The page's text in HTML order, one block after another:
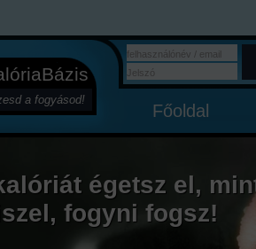
a fogyásod!
Főoldal
égetsz el,
fogyni fogsz!